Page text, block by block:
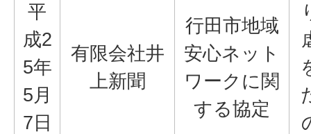
平
成2
5年
5月
7日
有限会社井
上新聞
行田市地域
安心ネット
ワークに関
する協定